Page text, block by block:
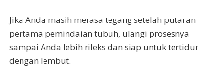
Jika Anda masih merasa tegang setelah putaran
pertama pemindaian tubuh, ulangi prosesnya
sampai Anda lebih rileks dan siap untuk tertidur
dengan lembut.